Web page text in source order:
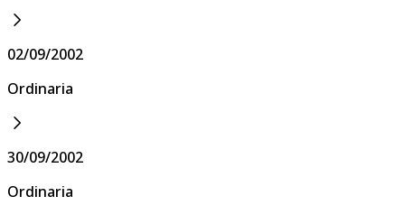
02/09/2002
Ordinaria
30/09/2002
Ordinaria